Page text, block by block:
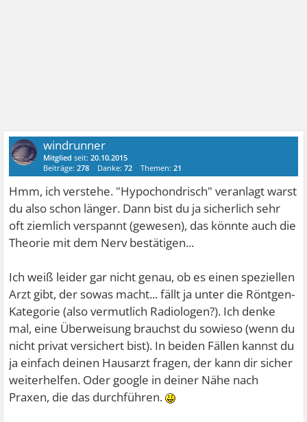
windrunner
Mitglied seit:20.10.2015
Beiträge:278 Danke:72 Themen:21
Hmm, ich verstehe. "Hypochondrisch" veranlagt warst
du also schon länger. Dann bist du ja sicherlich sehr
oft ziemlich verspannt (gewesen), das könnte auch die
Theorie mit dem Nerv bestätigen...
Ich weiß leider gar nicht genau, ob es einen speziellen
Arzt gibt, der sowas macht... fällt ja unter die Röntgen-
Kategorie (also vermutlich Radiologen?). Ich denke
mal, eine Überweisung brauchst du sowieso (wenn du
nicht privat versichert bist). In beiden Fällen kannst du
ja einfach deinen Hausarzt fragen, der kann dir sicher
weiterhelfen. Oder google in deiner Nähe nach
Praxen, die das durchführen.